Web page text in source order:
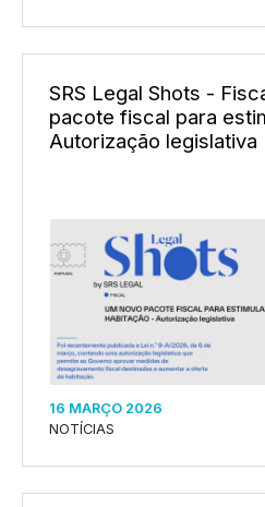
SRS Legal Shots -
pacote fiscal para
Autorização legislativa
16 MARÇO 2026
NOTÍCIAS